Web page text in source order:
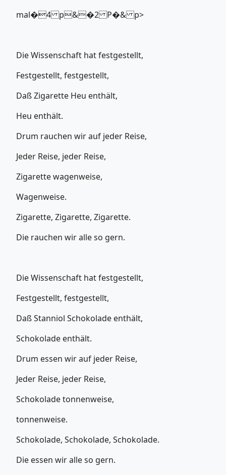
mal�4 p&�2 P�& p>
Die Wissenschaft hat festgestellt,
Festgestellt, festgestellt,
Daß Zigarette Heu enthält,
Heu enthält.
Drum rauchen wir auf jeder Reise,
Jeder Reise, jeder Reise,
Zigarette wagenweise,
Wagenweise.
Zigarette, Zigarette, Zigarette.
Die rauchen wir alle so gern.
Die Wissenschaft hat festgestellt,
Festgestellt, festgestellt,
Daß Stanniol Schokolade enthält,
Schokolade enthält.
Drum essen wir auf jeder Reise,
Jeder Reise, jeder Reise,
Schokolade tonnenweise,
tonnenweise.
Schokolade, Schokolade, Schokolade.
Die essen wir alle so gern.